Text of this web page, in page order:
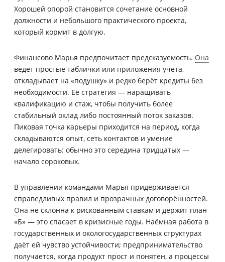
Хорошей опорой становится сочетание основной
должности и небольшого практического проекта,
который кормит в долгую.
Финансово Марья предпочитает предсказуемость. Она
ведёт простые таблички или приложения учёта,
откладывает на «подушку» и редко берёт кредиты без
необходимости. Её стратегия — наращивать
квалификацию и стаж, чтобы получить более
стабильный оклад либо постоянный поток заказов.
Пиковая точка карьеры приходится на период, когда
складываются опыт, сеть контактов и умение
делегировать: обычно это середина тридцатых —
начало сороковых.
В управлении командами Марья придерживается
справедливых правил и прозрачных договорённостей.
Она не склонна к рискованным ставкам и держит план
«Б» — это спасает в кризисные годы. Наёмная работа в
государственных и окологосударственных структурах
даёт ей чувство устойчивости; предпринимательство
получается, когда продукт прост и понятен, а процессы